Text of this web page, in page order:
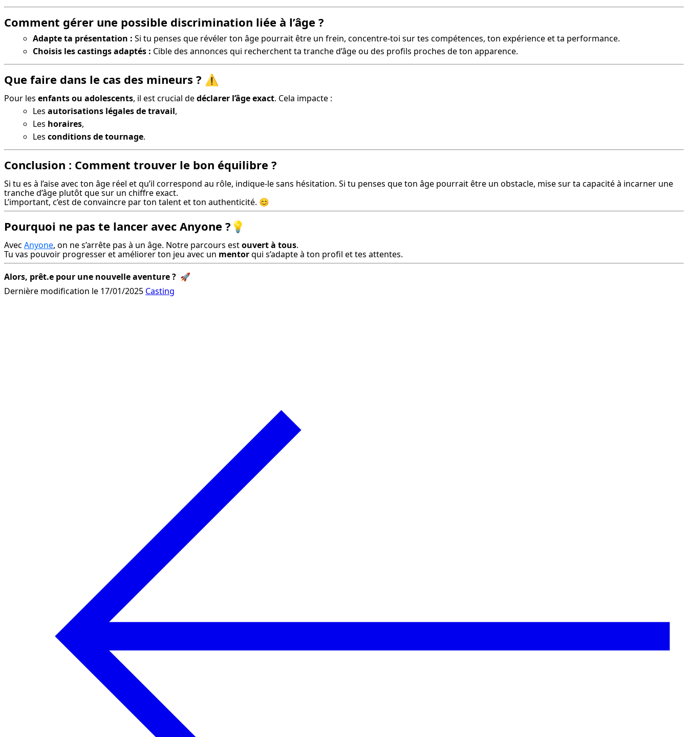
Comment gérer une possible discrimination liée à l’âge ?
Adapte ta présentation : Si tu penses que révéler ton âge pourrait être un frein, concentre-toi sur tes compétences, ton expérience et ta performance.
Choisis les castings adaptés : Cible des annonces qui recherchent ta tranche d’âge ou des profils proches de ton apparence.
Que faire dans le cas des mineurs ? ⚠️
Pour les enfants ou adolescents, il est crucial de déclarer l’âge exact. Cela impacte :
Les autorisations légales de travail,
Les horaires,
Les conditions de tournage.
Conclusion : Comment trouver le bon équilibre ?
Si tu es à l’aise avec ton âge réel et qu’il correspond au rôle, indique-le sans hésitation. Si tu penses que ton âge pourrait être un obstacle, mise sur ta capacité à incarner une
tranche d’âge plutôt que sur un chiffre exact.
L’important, c’est de convaincre par ton talent et ton authenticité. 😊
Pourquoi ne pas te lancer avec Anyone ?💡
Avec Anyone, on ne s’arrête pas à un âge. Notre parcours est ouvert à tous.
Tu vas pouvoir progresser et améliorer ton jeu avec un mentor qui s’adapte à ton profil et tes attentes.
Alors, prêt.e pour une nouvelle aventure ? 🚀
Dernière modification le 17/01/2025 Casting